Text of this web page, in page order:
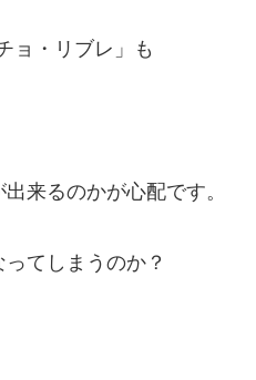
ョ・リブレ」も
来るのかが心配です。
てしまうのか？